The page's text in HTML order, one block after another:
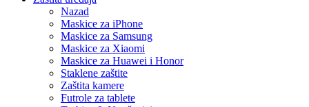
Nazad
Maskice za iPhone
Maskice za Samsung
Maskice za Xiaomi
Maskice za Huawei i Honor
Staklene zaštite
Zaštita kamere
Futrole za tablete